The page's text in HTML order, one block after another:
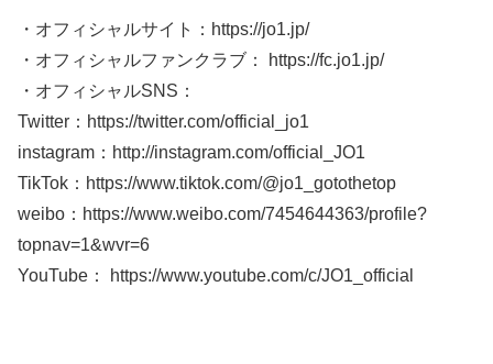
・オフィシャルサイト：https://jo1.jp/
・オフィシャルファンクラブ： https://fc.jo1.jp/
・オフィシャルSNS：
Twitter：https://twitter.com/official_jo1
instagram：http://instagram.com/official_JO1
TikTok：https://www.tiktok.com/@jo1_gotothetop
weibo：https://www.weibo.com/7454644363/profile?
topnav=1&wvr=6
YouTube： https://www.youtube.com/c/JO1_official